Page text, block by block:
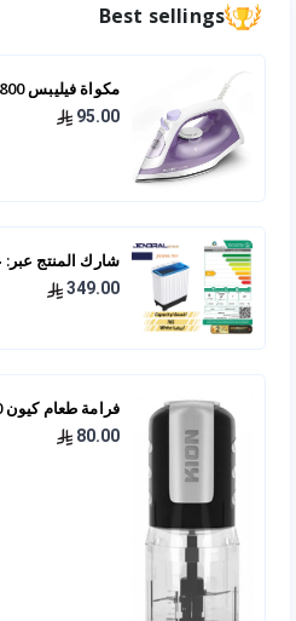
Best sellings
مكواة فيليبس 1800 واط بخار
95.00
كيلو - JNWM-701
349.00
فرامة طعام كيون 500 واط موديل KHR/5008
80.00